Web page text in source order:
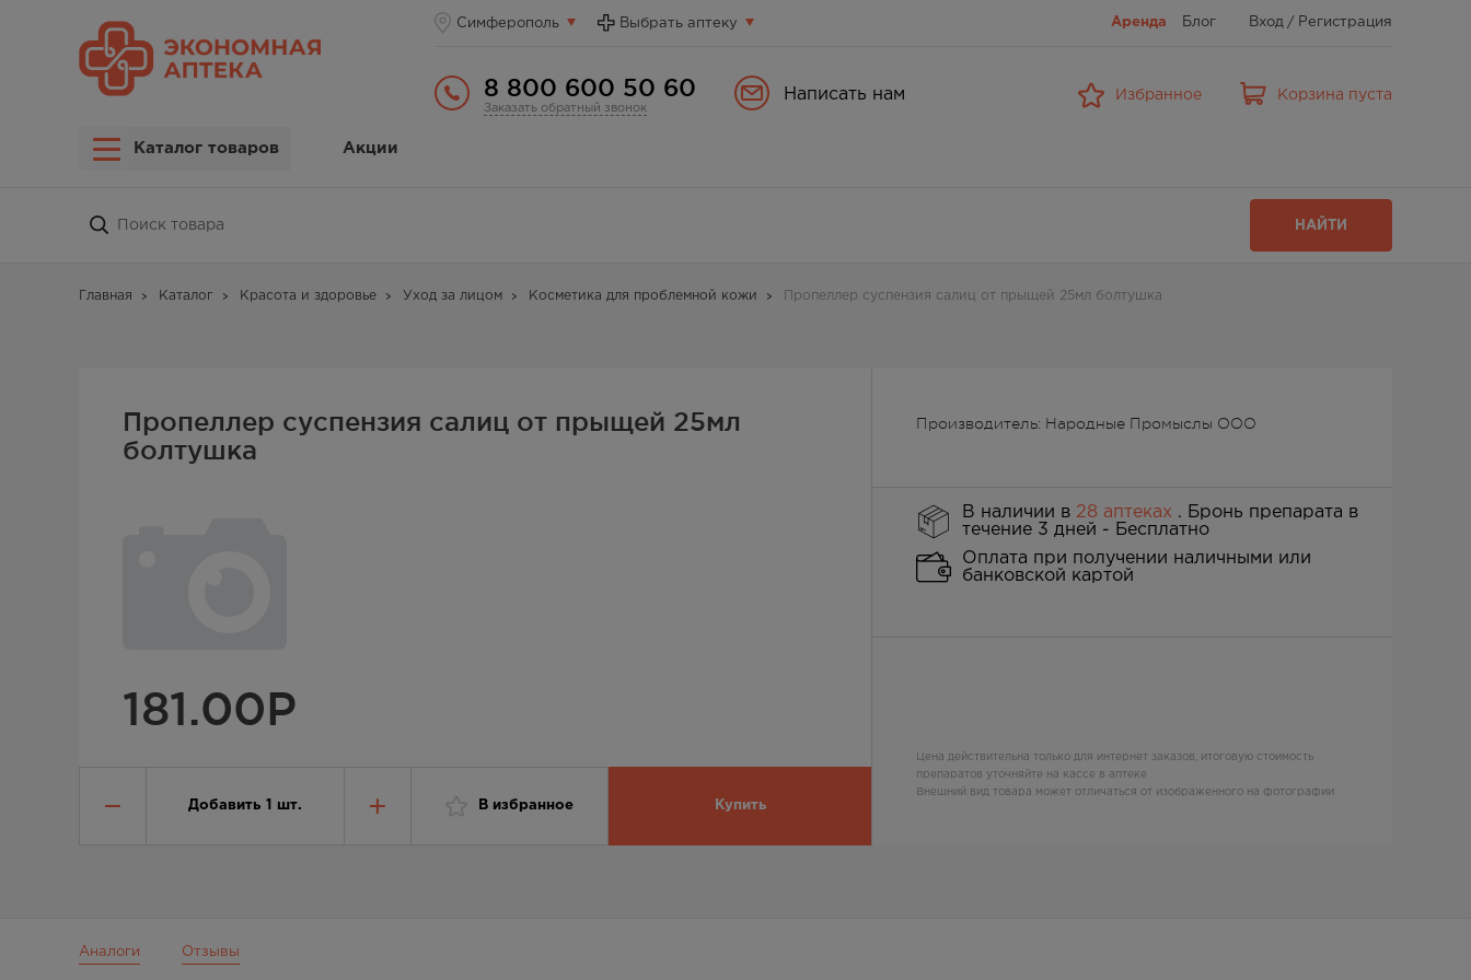
Симферополь Выбрать аптеку Аренда Блог Вход / Регистрация
8 800 600 50 60
Заказать обратный звонок
Написать нам Избранное Корзина пуста
Каталог товаров Акции
НАЙТИ
Главная Каталог Красота и здоровье Уход за лицом Косметика для проблемной кожи Пропеллер суспензия салиц от прыщей 25мл болтушка
Пропеллер суспензия салиц от прыщей 25мл
болтушка
181.00Р
Добавить 1 шт. В избранное Купить
Производитель: Народные Промыслы ООО
В наличии в 28 аптеках . Бронь препарата в
течение 3 дней - Бесплатно
Оплата при получении наличными или
банковской картой
Цена действительна только для интернет заказов, итоговую стоимость
препаратов уточняйте на кассе в аптеке
Внешний вид товара может отличаться от изображенного на фотографии
Аналоги Отзывы